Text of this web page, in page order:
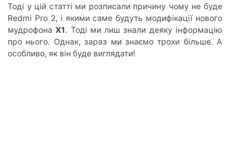
Тоді у цій статті ми розписали причину чому не буде
Redmi Pro 2, і якими саме будуть модифікації нового
мудрофонаX1. Тоді ми лиш знали деяку інформацію
про нього. Однак, зараз ми знаємо трохи більше. А
особливо, як він буде виглядати!